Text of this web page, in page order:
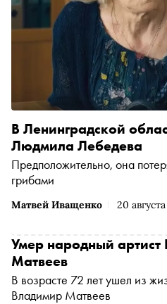
Матвей Иващенко 20
В Ленинградской
Людмила Лебедева
Предположительно, она
грибами
Умер народный
Матвеев
В возрасте 72 лет ушел из
Владимир Матвеев